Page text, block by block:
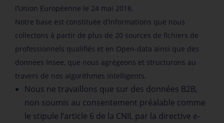
l’Union Européenne le 24 mai 2018.
Notre base est constituée d’informations que nous
collectons à partir de plus de 20 sources de fichiers de
professionnels qualifiés et en Open-data ainsi que des
données Insee, que nous agrégeons et structurons au
travers de nos algorithmes intelligents.
Nous ne travaillons que sur des données B2B,
non soumis au consentement préalable comme
le stipule l’article 6 de la CNIL par la directive e-